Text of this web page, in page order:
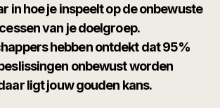
in hoe je inspeelt op de onbewuste
van je doelgroep.
hebben ontdekt dat 95%
onbewust worden
ligt jouw gouden kans.